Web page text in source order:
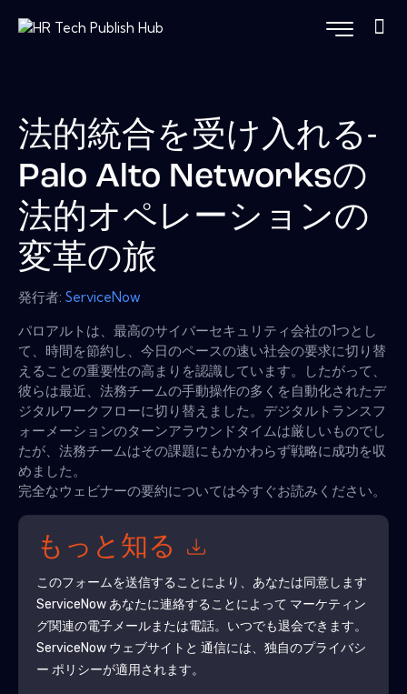
法的統合を受け入れる-
Palo Alto Networksの
法的オペレーションの
変革の旅
発行者: ServiceNow
パロアルトは、最高のサイバーセキュリティ会社の1つとし
て、時間を節約し、今日のペースの速い社会の要求に切り替
えることの重要性の高まりを認識しています。したがって、
彼らは最近、法務チームの手動操作の多くを自動化されたデ
ジタルワークフローに切り替えました。デジタルトランスフ
ォーメーションのターンアラウンドタイムは厳しいものでし
たが、法務チームはその課題にもかかわらず戦略に成功を収
めました。
完全なウェビナーの要約については今すぐお読みください。
もっと知る
このフォームを送信することにより、あなたは同意します
ServiceNowあなたに連絡することによって マーケティン
グ関連の電子メールまたは電話。いつでも退会できます。
ServiceNowウェブサイトと 通信には、独自のプライバシ
ー ポリシーが適用されます。